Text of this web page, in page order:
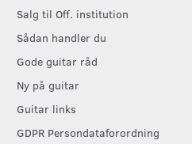
Salg til Off. institution
Sådan handler du
Gode guitar råd
Ny på guitar
Guitar links
GDPR Persondataforordning